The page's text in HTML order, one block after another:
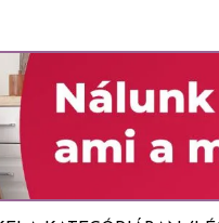
bő szappanos vízzel.
Adott esetben a
Az öblítés folytatása.
Ha a szemirritáció
hulladékként: a helyi/
3-cyclohexene-1-